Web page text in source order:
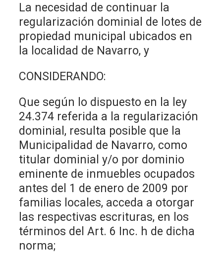
La necesidad de continuar la
regularización dominial de lotes de
propiedad municipal ubicados en
la localidad de Navarro, y
CONSIDERANDO:
Que según lo dispuesto en la ley
24.374 referida a la regularización
dominial, resulta posible que la
Municipalidad de Navarro, como
titular dominial y/o por dominio
eminente de inmuebles ocupados
antes del 1 de enero de 2009 por
familias locales, acceda a otorgar
las respectivas escrituras, en los
términos del Art. 6 Inc. h de dicha
norma;